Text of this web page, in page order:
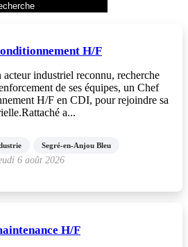
H/F
industriel reconnu, recherche
de ses équipes, un Chef
H/F en CDI, pour rejoindre sa
a...
Segré-en-Anjou Bleu
6 août 2026
H/F